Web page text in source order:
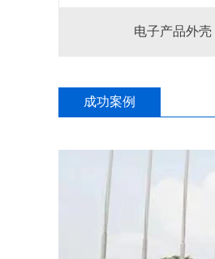
电子产品外壳
成功案例